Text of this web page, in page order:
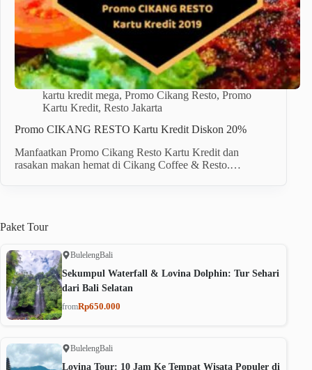
kartu kredit mega, Promo Cikang Resto, Promo
Kartu Kredit, Resto Jakarta
Promo CIKANG RESTO Kartu Kredit Diskon 20%
Manfaatkan Promo Cikang Resto Kartu Kredit dan
rasakan makan hemat di Cikang Coffee & Resto.…
Paket Tour
BulelengBali
Sekumpul Waterfall & Lovina Dolphin: Tur Sehari
dari Bali Selatan
fromRp650.000
BulelengBali
Lovina Tour: 10 Jam Ke Tempat Wisata Populer di